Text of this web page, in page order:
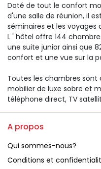
Doté de tout le confort
d'une salle de réunion, il
séminaires et les voyages
L ' hôtel offre 144
une suite junior ainsi que
confort et une vue sur la
Toutes les chambres
mobilier de luxe sobre et
téléphone direct, TV
A propos
Qui sommes-nous?
Conditions et